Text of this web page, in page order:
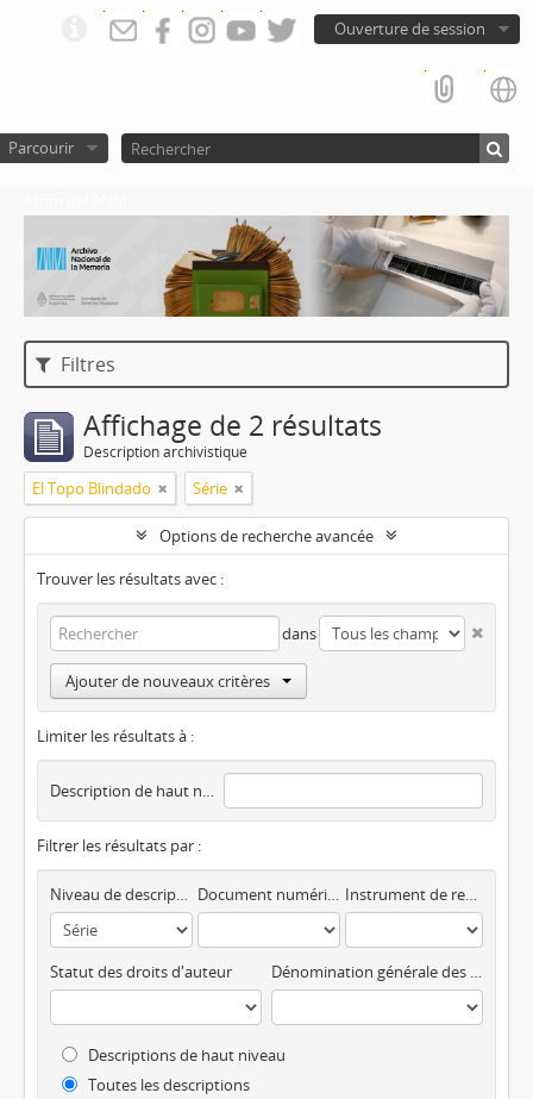
Ouverture de session
Parcourir
Filtres
Affichage de 2 résultats
Description archivistique
El Topo Blindado Série
Options de recherche avancée
Trouver les résultats avec :
dans
Ajouter de nouveaux critères
Limiter les résultats à :
Description de haut niveau
Filtrer les résultats par :
Niveau de description Document numérique disponible Instrument de recherche
Statut des droits d'auteur Dénomination générale des documents
Descriptions de haut niveau
Toutes les descriptions